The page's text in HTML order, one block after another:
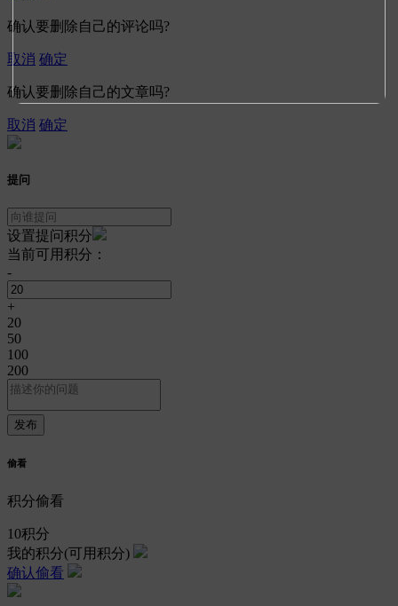
确认要删除自己的评论吗?
取消 确定
确认要删除自己的文章吗?
取消 确定
提问
设置提问积分
当前可用积分：
-
+
20
50
100
200
偷看
积分偷看
10积分
我的积分(可用积分)
确认偷看